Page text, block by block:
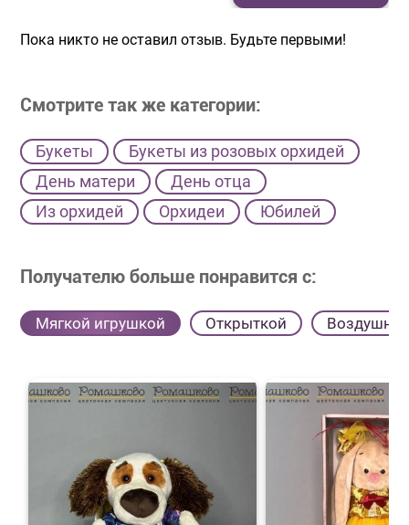
Пока никто не оставил отзыв. Будьте первыми!
Смотрите так же категории:
Букеты
Букеты из розовых орхидей
День матери
День отца
Из орхидей
Орхидеи Юбилей
Получателю больше понравится с:
Мягкой игрушкой Открыткой